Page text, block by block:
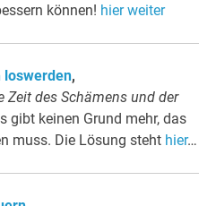
können! hier weiter
loswerden,
Zeit des Schämens und der
gibt keinen Grund mehr, das
muss. Die Lösung steht hier…